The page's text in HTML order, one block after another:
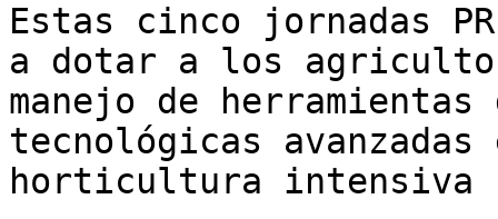
Estas cinco jornadas
a dotar a los
manejo de
tecnológicas
horticultura intensiva